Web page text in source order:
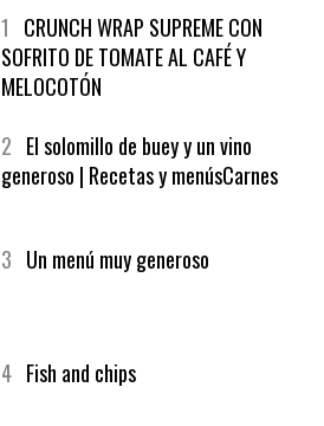
1 CRUNCH WRAP SUPREME CON
SOFRITO DE TOMATE AL CAFÉ Y
MELOCOTÓN
2 El solomillo de buey y un vino
generoso | Recetas y menúsCarnes
3 Un menú muy generoso
4 Fish and chips